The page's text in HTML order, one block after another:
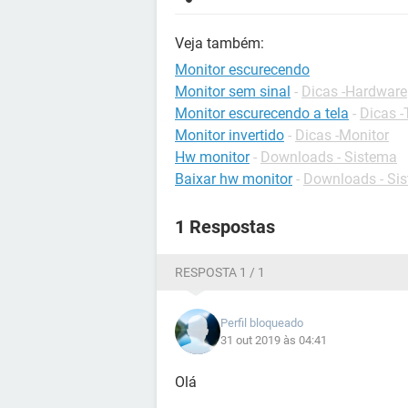
Veja também:
Monitor escurecendo
Monitor sem sinal - Dicas -Hardware
Monitor escurecendo a tela - Dicas -
Monitor invertido - Dicas -Monitor
Hw monitor - Downloads - Sistema
Baixar hw monitor - Downloads -
1 Respostas
RESPOSTA 1 / 1
Perfil bloqueado
31 out 2019 às 04:41
Olá